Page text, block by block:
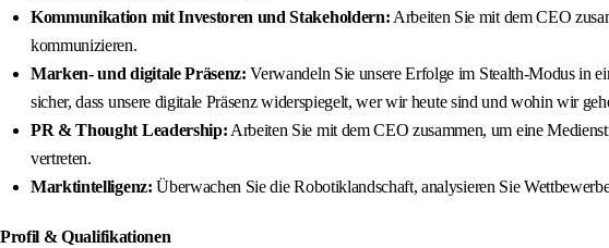
Kommunikation mit Investoren und Stakeholdern: Arbeiten Sie mit dem CEO
kommunizieren.
Marken- und digitale Präsenz: Verwandeln Sie unsere Erfolge im Stealth-Modus in
sicher, dass unsere digitale Präsenz widerspiegelt, wer wir heute sind und wohin wir
PR & Thought Leadership: Arbeiten Sie mit dem CEO zusammen, um eine
vertreten.
Marktintelligenz: Überwachen Sie die Robotiklandschaft, analysieren Sie
Profil & Qualifikationen